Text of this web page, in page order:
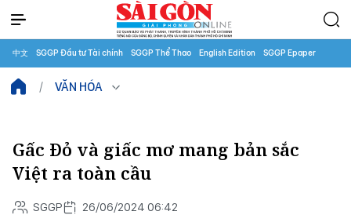
中文 SGGP Đầu tư Tài chính SGGP Thể Thao English Edition SGGP Epaper
VĂN HÓA
Gấc Đỏ và giấc mơ mang bản sắc
Việt ra toàn cầu
SGGP 26/06/2024 06:42